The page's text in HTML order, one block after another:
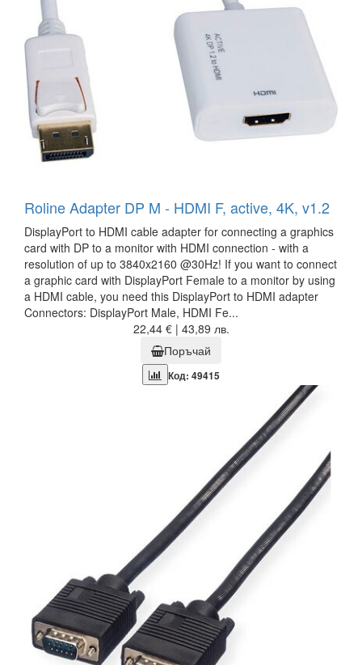
Roline Adapter DP M - HDMI F, active, 4K, v1.2
DisplayPort to HDMI cable adapter for connecting a graphics
card with DP to a monitor with HDMI connection - with a
resolution of up to 3840x2160 @30Hz! If you want to connect
a graphic card with DisplayPort Female to a monitor by using
a HDMI cable, you need this DisplayPort to HDMI adapter
Connectors: DisplayPort Male, HDMI Fe...
22,44 € | 43,89 лв.
Поръчай
Код: 49415